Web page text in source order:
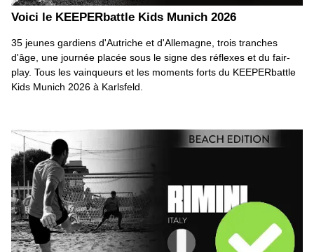
Voici le KEEPERbattle Kids Munich 2026
35 jeunes gardiens d'Autriche et d'Allemagne, trois tranches
d'âge, une journée placée sous le signe des réflexes et du fair-
play. Tous les vainqueurs et les moments forts du KEEPERbattle
Kids Munich 2026 à Karlsfeld.